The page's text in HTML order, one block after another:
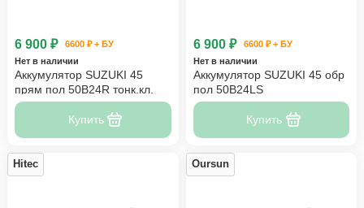
6 900 ₽
6600 ₽ + БУ
Нет в наличии
Аккумулятор SUZUKI 45
прям пол 50B24R тонк.кл.
Купить
6 900 ₽
6600 ₽ + БУ
Нет в наличии
Аккумулятор SUZUKI 45 обр
пол 50B24LS
Купить
Hitec Oursun